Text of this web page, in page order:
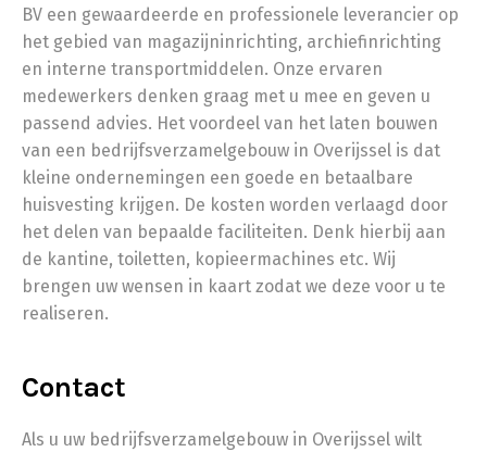
BV een gewaardeerde en professionele leverancier op
het gebied van magazijninrichting, archiefinrichting
en interne transportmiddelen. Onze ervaren
medewerkers denken graag met u mee en geven u
passend advies. Het voordeel van het laten bouwen
van een bedrijfsverzamelgebouw in Overijssel is dat
kleine ondernemingen een goede en betaalbare
huisvesting krijgen. De kosten worden verlaagd door
het delen van bepaalde faciliteiten. Denk hierbij aan
de kantine, toiletten, kopieermachines etc. Wij
brengen uw wensen in kaart zodat we deze voor u te
realiseren.
Contact
Als u uw bedrijfsverzamelgebouw in Overijssel wilt